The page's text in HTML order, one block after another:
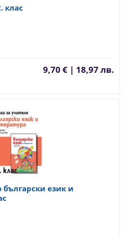
клас
9,70 € | 18,97 лв.
български език и